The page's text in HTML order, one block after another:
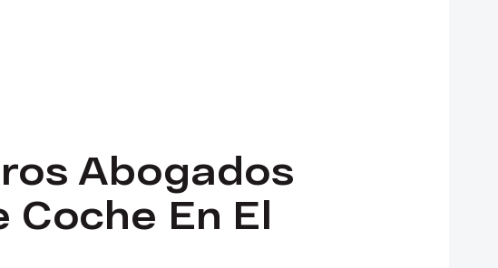
Abogados
Coche En El